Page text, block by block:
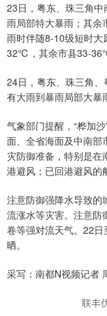
23日，粤东、珠三角
雨局部特大暴雨；其余
雨时伴随8-10级短时大
32℃，其余市县33-
24日，粤东、珠三角
有大雨到暴雨局部大
气象部门提醒，“桦加
面、全省海面及中南部
灾防御准备，特别是在
港避风；已回港避风的
注意防御强降水导致的
流涨水等灾害。注意防
卷等强对流天气。22
晒。
采写：南都N视频记者
联丰